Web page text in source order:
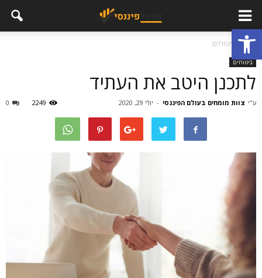
פתח סרגל נגישות
בית ביטוחים
ביטוחים
לתכנן היטב את העתיד
ע"י צוות מומחים בעולם הפיננסי - יולי 29, 2020 0 2249